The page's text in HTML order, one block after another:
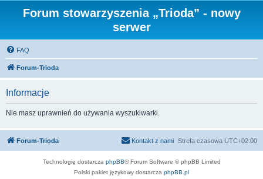
Forum stowarzyszenia „Trioda” - nowy
serwer
FAQ
Forum-Trioda
Informacje
Nie masz uprawnień do używania wyszukiwarki.
Forum-Trioda Strefa czasowa UTC+02:00
Kontakt z nami
Technologię dostarcza phpBB® Forum Software © phpBB Limited
Polski pakiet językowy dostarcza phpBB.pl